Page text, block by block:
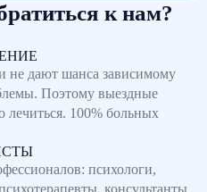
к нам?
не дают шанса зависимому
Поэтому выездные
лечиться. 100% больных
психологи,
консультанты